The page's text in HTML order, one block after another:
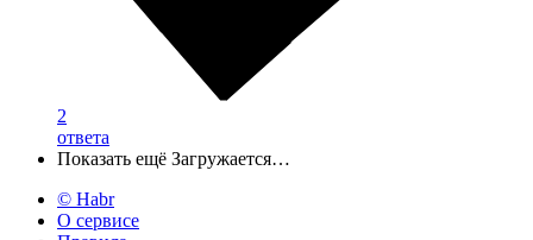
2
ответа
Показать ещё Загружается…
© Habr
О сервисе